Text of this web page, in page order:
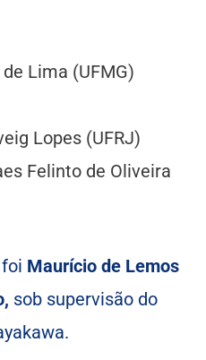
Lima (UFMG)
Lopes (UFRJ)
Felinto de Oliveira
Maurício de Lemos
sob supervisão do